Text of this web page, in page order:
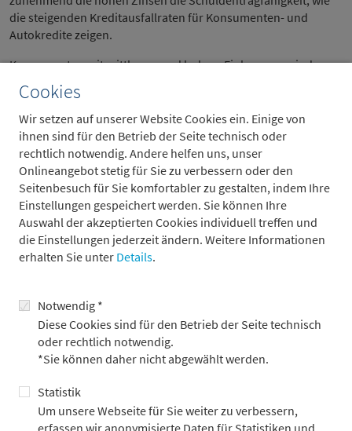
Cookies
Wir setzen auf unserer Website Cookies ein. Einige von
ihnen sind für den Betrieb der Seite technisch oder
rechtlich notwendig. Andere helfen uns, unser
Onlineangebot stetig für Sie zu verbessern oder den
Seitenbesuch für Sie komfortabler zu gestalten, indem Ihre
Einstellungen gespeichert werden. Sie können Ihre
Auswahl der akzeptierten Cookies individuell treffen und
die Einstellungen jederzeit ändern. Weitere Informationen
erhalten Sie unter Details.
Notwendig *
Diese Cookies sind für den Betrieb der Seite technisch
oder rechtlich notwendig.
*Sie können daher nicht abgewählt werden.
Statistik
Um unsere Webseite für Sie weiter zu verbessern,
erfassen wir anonymisierte Daten für Statistiken und
die steigenden Kreditausfallraten für Konsumenten- und
Autokredite zeigen.
Konsumenten mit mittlerem und hohem Einkommen sind
jedoch davon nicht betroffen. Sie konsumieren aber
überwiegend Dienstleistungen, sodass der nur schleppende
Konsum von Gütern (Einzelhandelsumsätze) als
Konjunkturrisiko nicht überbewertet werden sollte. Laut einer
Umfrage der Nationwide Travel Insurance planen nämlich 91
Prozent der befragten Konsumenten in diesem Jahr eine Reise
im Inland und sogar 50 Prozent der befragten Konsumenten
eine internationale Reise – deutlich höhere Werte als noch im
vergangenen Jahr.
Grundsätzlich sehen wir aber, dass die hohen Zinsen
Wachstumstempo einschlagen wird. Unsere
Wachstumsprognosen liegen somit wenig überraschend mit
einem Wert von 2,0 Prozent in diesem Jahr und von 1,4 Prozent
im Jahr 2025 unter dem Bloomberg-Konsensus. Gleichzeitig
zeichnet sich jedoch ab, dass die Inflation hartnäckig über dem
Inflationsziel der US-Notenbank verharren könnte. Unserer
Einschätzung nach wird die US-Notenbank den Fokus eher auf
die Inflation legen als auf die Wachstumsabschwächung.